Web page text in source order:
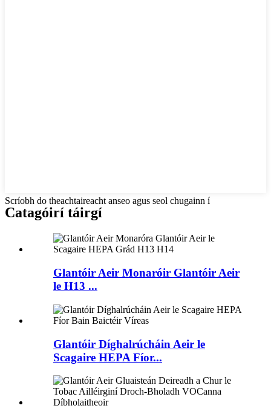
Scríobh do theachtaireacht anseo agus seol chugainn í
Catagóirí táirgí
Glantóir Aeir Monaróir Glantóir Aeir
le H13 ...
Glantóir Díghalrúcháin Aeir le
Scagaire HEPA Fíor...